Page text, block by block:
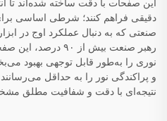
این صفحات با دقت ساخته شده‌اند تا
دقیقی فراهم کنند؛ شرطی اساسی
صنعتی که به دنبال عملکرد اوج در
رهبر صنعت بیش از
نوری را به‌طور قابل توجهی بهبود
و پراکندگی نور را به حداقل
نتیجه‌ای با دقت و شفافیت مطلق